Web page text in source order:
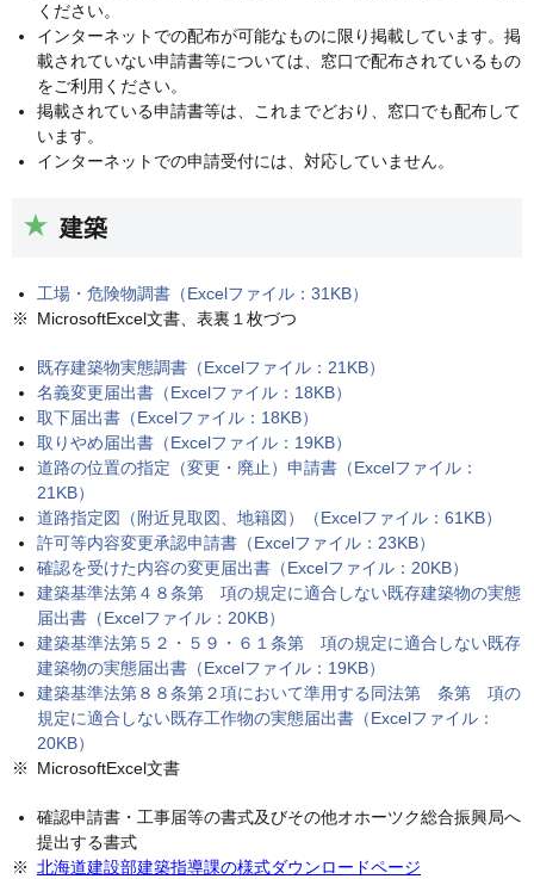
ください。
インターネットでの配布が可能なものに限り掲載しています。掲
載されていない申請書等については、窓口で配布されているもの
をご利用ください。
掲載されている申請書等は、これまでどおり、窓口でも配布して
います。
インターネットでの申請受付には、対応していません。
建築
工場・危険物調書（Excelファイル：31KB）
MicrosoftExcel文書、表裏１枚づつ
既存建築物実態調書（Excelファイル：21KB）
名義変更届出書（Excelファイル：18KB）
取下届出書（Excelファイル：18KB）
取りやめ届出書（Excelファイル：19KB）
道路の位置の指定（変更・廃止）申請書（Excelファイル：
21KB）
道路指定図（附近見取図、地籍図）（Excelファイル：61KB）
許可等内容変更承認申請書（Excelファイル：23KB）
確認を受けた内容の変更届出書（Excelファイル：20KB）
建築基準法第４８条第 項の規定に適合しない既存建築物の実態
届出書（Excelファイル：20KB）
建築基準法第５２・５９・６１条第 項の規定に適合しない既存
建築物の実態届出書（Excelファイル：19KB）
建築基準法第８８条第２項において準用する同法第 条第 項の
規定に適合しない既存工作物の実態届出書（Excelファイル：
20KB）
MicrosoftExcel文書
確認申請書・工事届等の書式及びその他オホーツク総合振興局へ
提出する書式
北海道建設部建築指導課の様式ダウンロードページ